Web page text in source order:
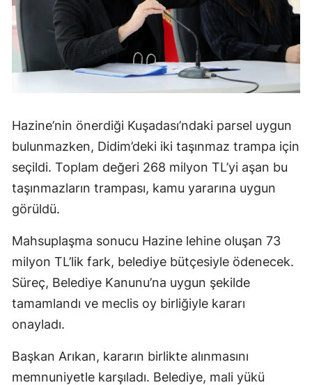
Hazine’nin önerdiği Kuşadası’ndaki parsel uygun
bulunmazken, Didim’deki iki taşınmaz trampa için
seçildi. Toplam değeri 268 milyon TL’yi aşan bu
taşınmazların trampası, kamu yararına uygun
görüldü.
Mahsuplaşma sonucu Hazine lehine oluşan 73
milyon TL’lik fark, belediye bütçesiyle ödenecek.
Süreç, Belediye Kanunu’na uygun şekilde
tamamlandı ve meclis oy birliğiyle kararı
onayladı.
Başkan Arıkan, kararın birlikte alınmasını
memnuniyetle karşıladı. Belediye, mali yükü